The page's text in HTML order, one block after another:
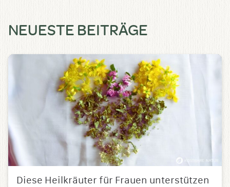
NEUESTE BEITRÄGE
Diese Heilkräuter für Frauen unterstützen